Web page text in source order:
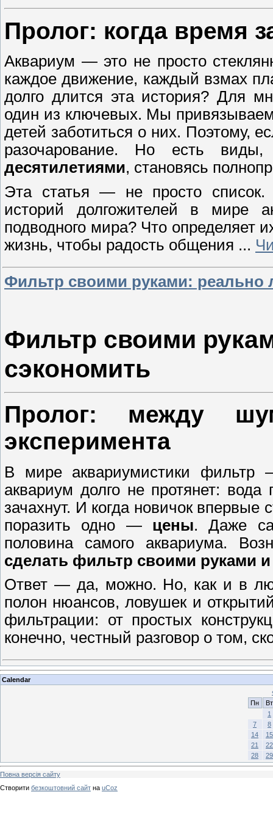
Пролог: когда время
Аквариум — это не просто
каждое движение, каждый взмах
долго длится эта история? Для
один из ключевых. Мы
детей заботиться о них. Поэтому,
разочарование. Но есть
десятилетиями, становясь
Эта статья — не просто список.
историй долгожителей в мире
подводного мира? Что определяет
жизнь, чтобы радость общения ...
Фильтр своими руками: реально
Фильтр своими
сэкономить
Пролог: между
эксперимента
В мире аквариумистики фильтр
аквариум долго не протянет:
зачахнут. И когда новичок
поразить одно — цены. Даже
половина самого аквариума.
сделать фильтр своими руками
Ответ — да, можно. Но, как и в
полон нюансов, ловушек и
фильтрации: от простых
конечно, честный разговор о том,
Calendar
Пн
Вт
1
7
8
14
15
21
22
28
29
Повна версія сайту
Створити безкоштовний сайт на uCoz